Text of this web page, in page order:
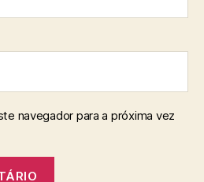
navegador para a próxima vez